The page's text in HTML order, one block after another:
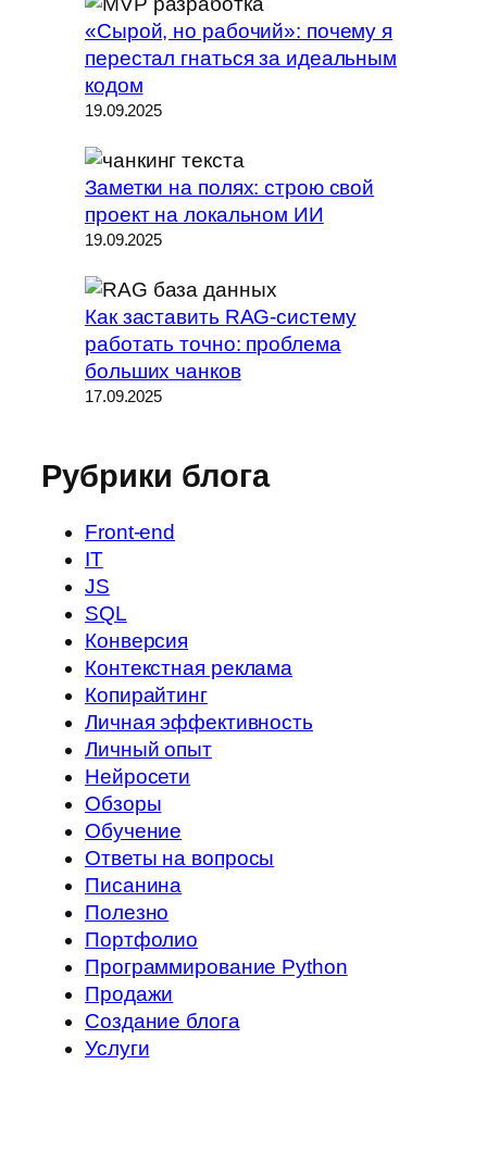
«Сырой, но рабочий»: почему я
перестал гнаться за идеальным
кодом
19.09.2025
Заметки на полях: строю свой
проект на локальном ИИ
19.09.2025
Как заставить RAG-систему
работать точно: проблема
больших чанков
17.09.2025
Рубрики блога
Front-end
IT
JS
SQL
Конверсия
Контекстная реклама
Копирайтинг
Личная эффективность
Личный опыт
Нейросети
Обзоры
Обучение
Ответы на вопросы
Писанина
Полезно
Портфолио
Программирование Python
Продажи
Создание блога
Услуги